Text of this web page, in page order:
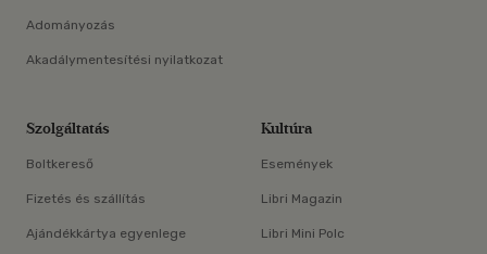
Adományozás
Akadálymentesítési nyilatkozat
Szolgáltatás
Boltkereső
Fizetés és szállítás
Ajándékkártya egyenlege
Kultúra
Események
Libri Magazin
Libri Mini Polc